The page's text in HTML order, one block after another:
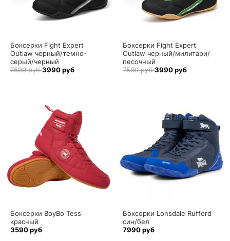
Боксерки Fight Expert
Outlaw черный/темно-
серый/черный
7590 руб3990 руб
Боксерки Fight Expert
Outlaw черный/милитари/
песочный
7590 руб3990 руб
Боксерки BoyBo Tess
красный
3590 руб
Боксерки Lonsdale Rufford
син/бел
7990 руб